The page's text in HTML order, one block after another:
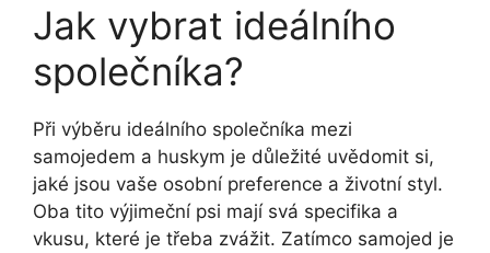
Jak vybrat ideálního
společníka?
Při výběru ideálního společníka mezi
samojedem a huskym je důležité uvědomit si,
jaké jsou vaše osobní preference a životní styl.
Oba tito výjimeční psi mají svá specifika a
vkusu, které je třeba zvážit. Zatímco samojed je